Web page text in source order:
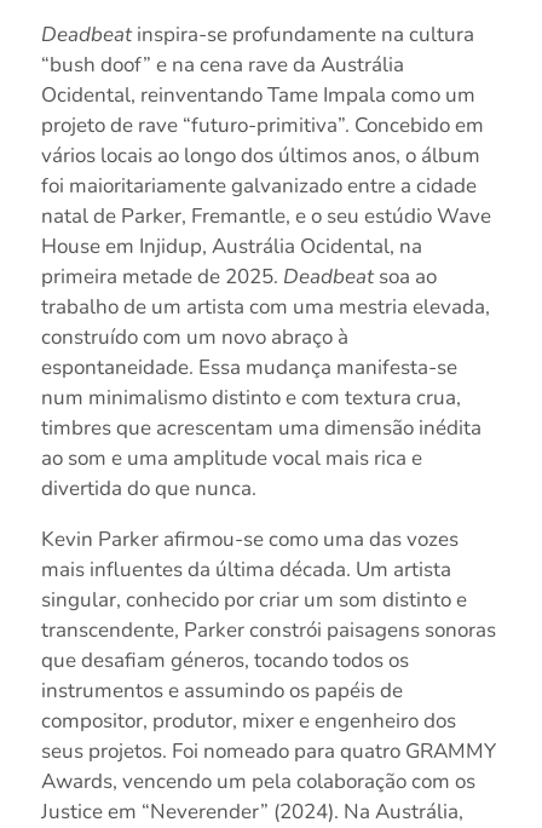
Deadbeatinspira-se profundamente na cultura
“bush doof” e na cena rave da Austrália
Ocidental, reinventando Tame Impala como um
projeto de rave “futuro-primitiva”. Concebido em
vários locais ao longo dos últimos anos, o álbum
foi maioritariamente galvanizado entre a cidade
natal de Parker, Fremantle, e o seu estúdio Wave
House em Injidup, Austrália Ocidental, na
primeira metade de 2025. Deadbeatsoa ao
trabalho de um artista com uma mestria elevada,
construído com um novo abraço à
espontaneidade. Essa mudança manifesta-se
num minimalismo distinto e com textura crua,
timbres que acrescentam uma dimensão inédita
ao som e uma amplitude vocal mais rica e
divertida do que nunca.
Kevin Parker afirmou-se como uma das vozes
mais influentes da última década. Um artista
singular, conhecido por criar um som distinto e
transcendente, Parker constrói paisagens sonoras
que desafiam géneros, tocando todos os
instrumentos e assumindo os papéis de
compositor, produtor, mixer e engenheiro dos
seus projetos. Foi nomeado para quatro GRAMMY
Awards, vencendo um pela colaboração com os
Justice em “Neverender” (2024). Na Austrália,